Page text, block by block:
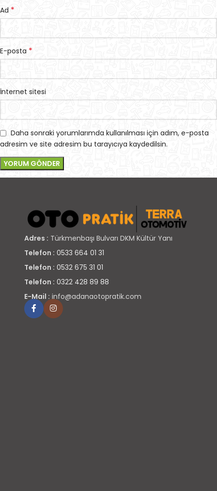
Ad *
E-posta *
İnternet sitesi
Daha sonraki yorumlarımda kullanılması için adım, e-posta
adresim ve site adresim bu tarayıcıya kaydedilsin.
Adres : Türkmenbaşı Bulvarı DKM Kültür Yanı
Telefon : 0533 664 01 31
Telefon : 0532 675 31 01
Telefon : 0322 428 89 88
E-Mail : info@adanaotopratik.com